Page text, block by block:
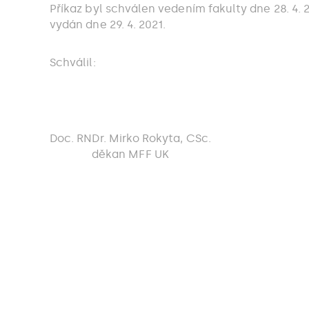
Příkaz byl schválen vedením fakulty dne 28. 4.
vydán dne 29. 4. 2021.
Schválil:
Doc. RNDr. Mirko Rokyta, CSc.
děkan MFF UK